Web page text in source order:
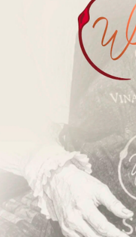
Din ro i maven
Handelsbetingelser B2C
Øvrige politikker
FN’s Verdensmål
Fortryd dit køb
Kontakt os